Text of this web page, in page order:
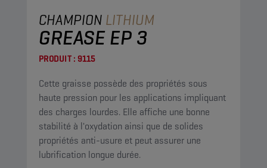
CHAMPION LITHIUM
GREASE EP 3
PRODUIT : 9115
Cette graisse possède des propriétés sous
haute pression pour les applications impliquant
des charges lourdes. Elle affiche une bonne
stabilité à l'oxydation ainsi que de solides
propriétés anti-usure et peut assurer une
lubrification longue durée.